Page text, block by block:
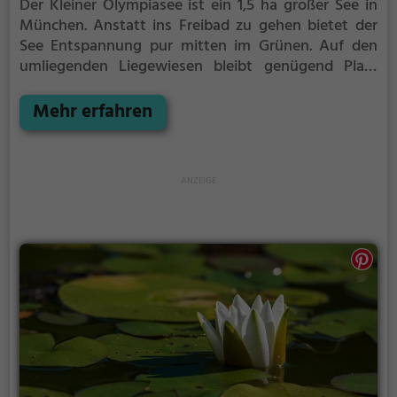
Der Kleiner Olympiasee ist ein 1,5 ha großer See in
München. Anstatt ins Freibad zu gehen bietet der
See Entspannung pur mitten im Grünen. Auf den
umliegenden Liegewiesen bleibt genügend Platz
September ist der Kleiner Olympiasee ein beliebtes
Ausflugsziel. Egal ob für Familien, Freunde oder
Mehr erfahren